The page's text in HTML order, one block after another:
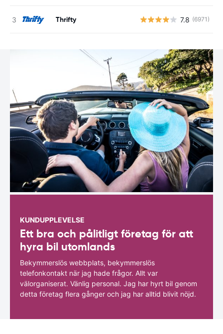
Thrifty 7.8 (6971)
KUNDUPPLEVELSE
Ett bra och pålitligt företag för att
hyra bil utomlands
Bekymmerslös webbplats, bekymmerslös
telefonkontakt när jag hade frågor. Allt var
välorganiserat. Vänlig personal. Jag har hyrt bil genom
detta företag flera gånger och jag har alltid blivit nöjd.